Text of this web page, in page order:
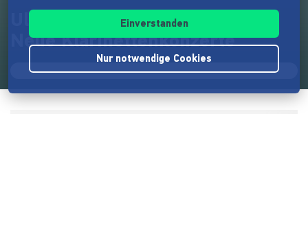
Uladzimir Soltans Debütalbum:
Neue Klarinettenkonzerte
Einverstanden
Nur notwendige Cookies